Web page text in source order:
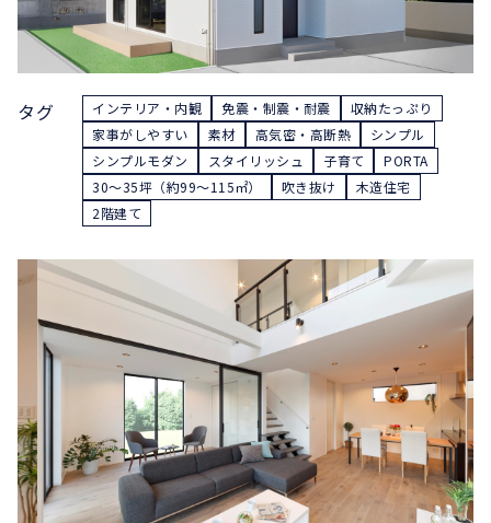
タグ インテリア・内観 免震・制震・耐震
収納たっぷり
家事がしやすい
素材 高気密・高断熱
シンプル
シンプルモダン
スタイリッシュ 子育て
PORTA
30〜35坪（約99〜115㎡）
吹き抜け
木造住宅
2階建て